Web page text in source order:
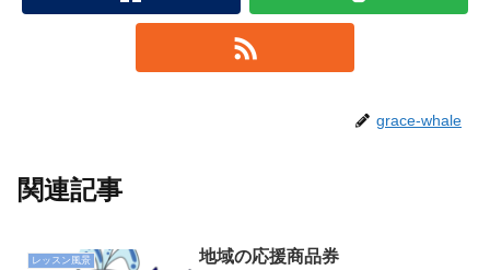
grace-whale
関連記事
レッスン風景 地域の応援商品券